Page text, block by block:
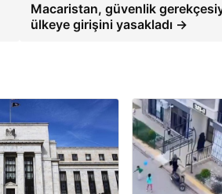
Macaristan, güvenlik
ülkeye girişini yasakladı →